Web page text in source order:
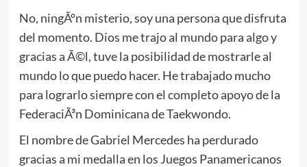
No, ningÃºn misterio, soy una persona que disfruta
del momento. Dios me trajo al mundo para algo y
gracias a Ã©l, tuve la posibilidad de mostrarle al
mundo lo que puedo hacer. He trabajado mucho
para lograrlo siempre con el completo apoyo de la
FederaciÃ³n Dominicana de Taekwondo.
El nombre de Gabriel Mercedes ha perdurado
gracias a mi medalla en los Juegos Panamericanos